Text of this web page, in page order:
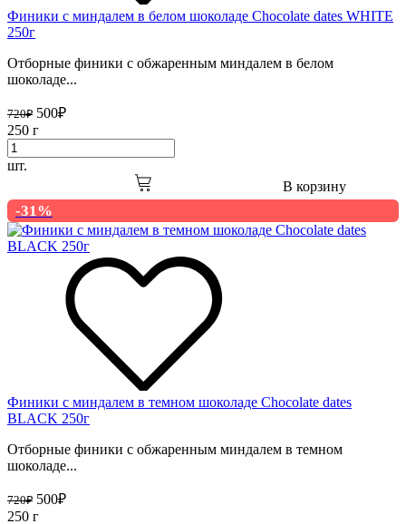
Финики с миндалем в белом шоколаде Chocolate dates WHITE
250г
Отборные финики с обжаренным миндалем в белом
шоколаде...
720₽ 500₽
250 г
шт.
В корзину
-31%
Финики с миндалем в темном шоколаде Chocolate dates
BLACK 250г
Отборные финики с обжаренным миндалем в темном
шоколаде...
720₽ 500₽
250 г